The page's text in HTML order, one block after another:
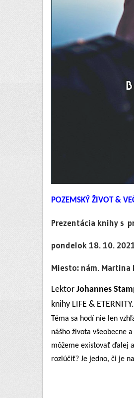
POZEMSKÝ ŽIVOT &
Prezentácia knihy s
pondelok 18. 10.
Miesto: nám. Martina
Lektor Johannes
knihy LIFE & ETERNITY.
Téma sa hodí nie len
nášho života všeobecne
môžeme existovať ďalej
rozlúčiť? Je jedno, či je